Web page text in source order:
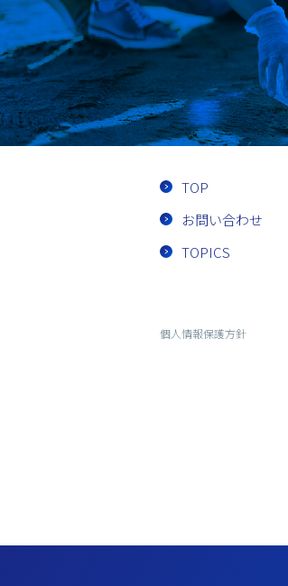
TOP
お問い合わせ
TOPICS
個人情報保護方針